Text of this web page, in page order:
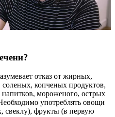
отказ от жирных,
копченых продуктов,
мороженого, острых
употреблять овощи
свеклу), фрукты (в первую